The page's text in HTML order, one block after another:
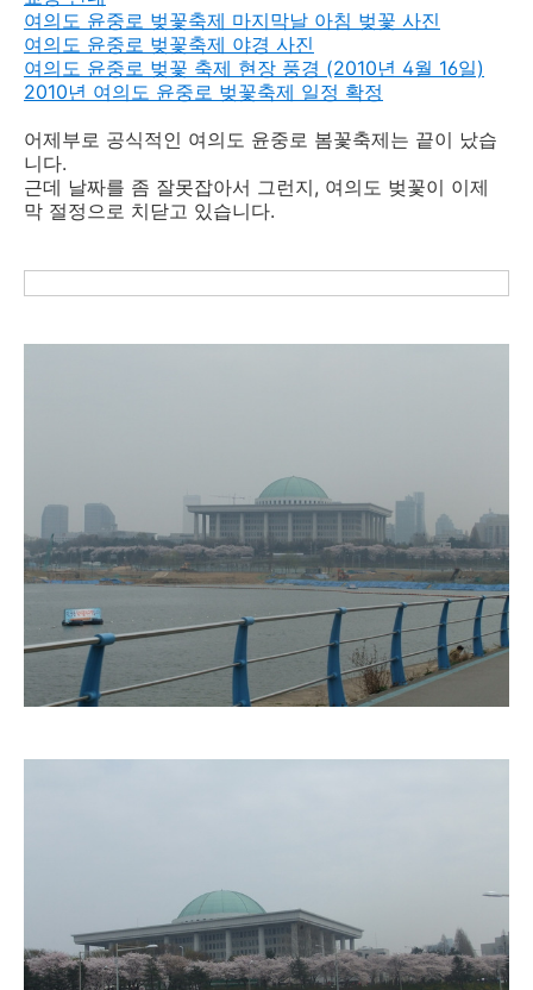
여의도 윤중로 벚꽃축제 마지막날 아침 벚꽃 사진
여의도 윤중로 벚꽃축제 야경 사진
여의도 윤중로 벚꽃 축제 현장 풍경 (2010년 4월 16일)
2010년 여의도 윤중로 벚꽃축제 일정 확정
어제부로 공식적인 여의도 윤중로 봄꽃축제는 끝이 났습
니다.
근데 날짜를 좀 잘못잡아서 그런지, 여의도 벚꽃이 이제
막 절정으로 치닫고 있습니다.